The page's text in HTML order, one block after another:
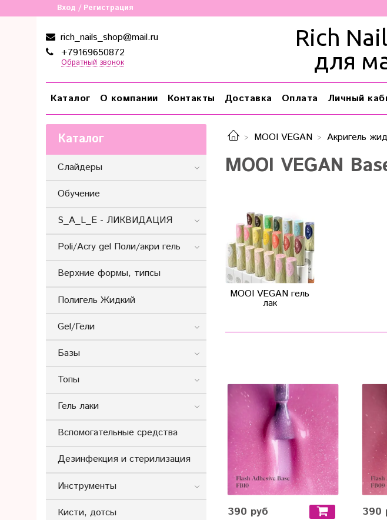
Вход / Регистрация
rich_nails_shop@mail.ru
+79169650872
Обратный звонок
Rich
для
Каталог О компании Контакты Доставка Оплата Личный
MOOI VEGAN Акригель
MOOI VEGAN
MOOI VEGAN гель
лак
390 руб 390
Каталог
Слайдеры
Обучение
S_A_L_E - ЛИКВИДАЦИЯ
Poli/Acry gel Поли/акри гель
Верхние формы, типсы
Полигель Жидкий
Gel/Гели
Базы
Топы
Гель лаки
Вспомогательные средства
Дезинфекция и стерилизация
Инструменты
Кисти, дотсы